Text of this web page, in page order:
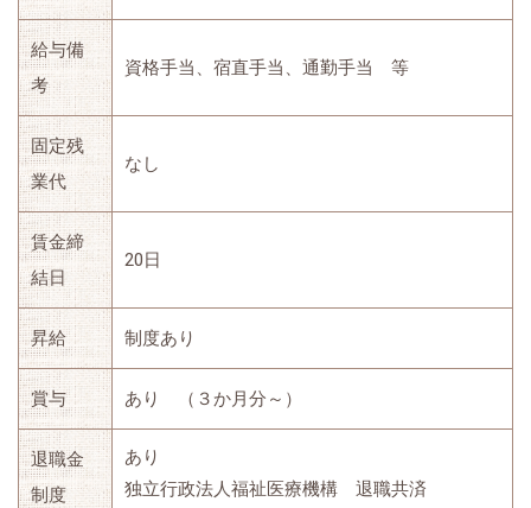
給与備
考
資格手当、宿直手当、通勤手当 等
固定残
業代
なし
賃金締
結日
20日
昇給 制度あり
賞与 あり （３か月分～）
退職金
制度
あり
独立行政法人福祉医療機構 退職共済